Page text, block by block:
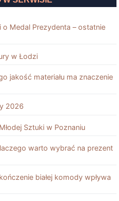
o Medal Prezydenta – ostatnie
w Łodzi
jakość materiału ma znaczenie
2026
Sztuki w Poznaniu
warto wybrać na prezent
białej komody wpływa